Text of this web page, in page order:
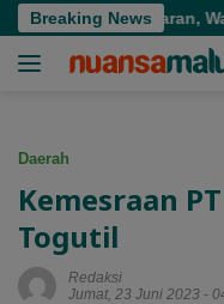
Langsung
ke
Breaking News
Sasaran, Wagub
Daerah
Kemesraan
Togutil
Redaksi
Jumat, 23 Juni 2023 -